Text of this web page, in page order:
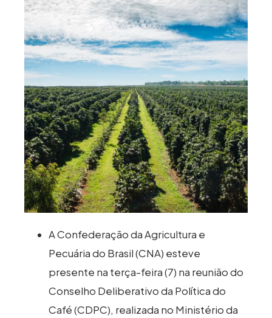
A Confederação da Agricultura e
Pecuária do Brasil (CNA) esteve
presente na terça-feira (7) na reunião do
Conselho Deliberativo da Política do
Café (CDPC), realizada no Ministério da